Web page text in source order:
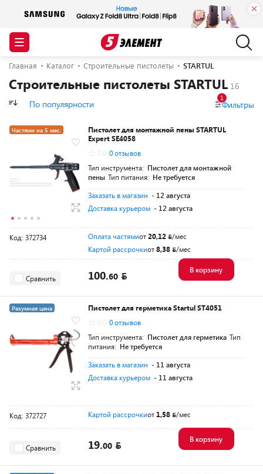
Главная Каталог Строительные пистолеты STARTUL
Строительные пистолеты STARTUL
По популярности Фильтры
1
Частями на 5 мес.
Пистолет для монтажной пены STARTUL
Expert SE4058
0 отзывов
Тип инструмента: Пистолет для монтажной
пены Тип питания: Не требуется
Заказать в магазин - 12 августа
Доставка курьером - 12 августа
Код: 372734 Оплата частямиот20,12
/мес
Картой рассрочкиот8,38 /мес
Сравнить 100.60
В корзину
Разумная цена
Пистолет для герметика Startul ST4051
0 отзывов
Тип инструмента: Пистолет для герметика Тип
питания: Не требуется
Заказать в магазин - 11 августа
Доставка курьером - 11 августа
Код: 372727 Картой рассрочкиот 1,58 /мес
Сравнить 19.00
В корзину